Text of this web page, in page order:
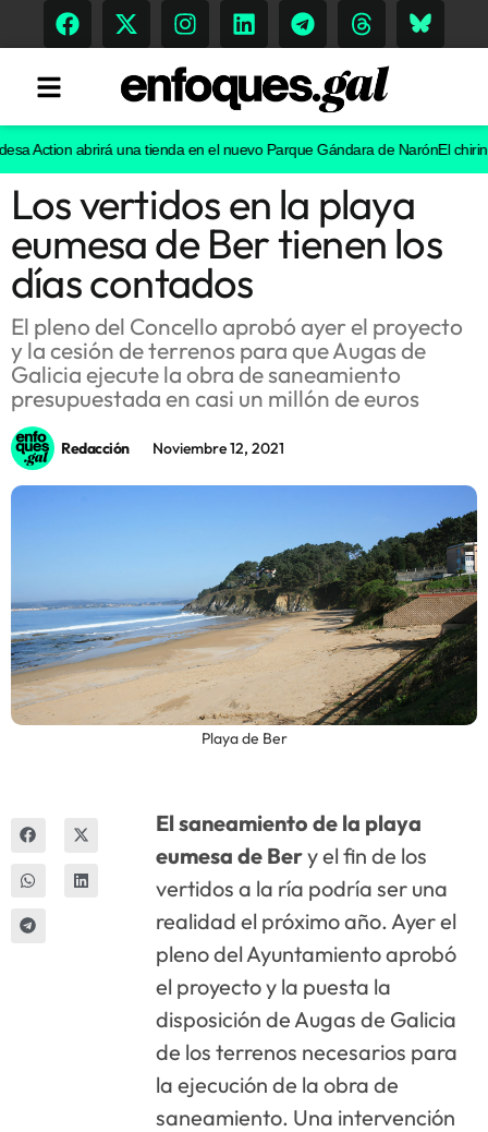
Tendencias
Memoria Histórica
Gastronomía
Escenarios
Sostenibilidad
Action abrirá una tienda en el nuevo Parque Gándara de NarónEl
Los vertidos en la playa
eumesa de Ber tienen los
días contados
El pleno del Concello aprobó ayer el proyecto
y la cesión de terrenos para que Augas de
Galicia ejecute la obra de saneamiento
presupuestada en casi un millón de euros
Redacción Noviembre 12, 2021
Playa de Ber
El saneamiento de la playa
eumesa de Bery el fin de los
vertidos a la ría podría ser una
realidad el próximo año. Ayer el
pleno del Ayuntamiento aprobó
el proyecto y la puesta la
disposición de Augas de Galicia
de los terrenos necesarios para
la ejecución de la obra de
saneamiento. Una intervención